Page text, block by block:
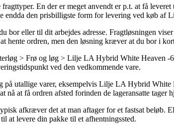
En der er meget anvendt er p.t. at få
endda den prisbilligste form for levering ved køb
bor eller til dit arbejdes adresse. Fragtløsningen
ordren, men den løsning kræver at du bor i
> Frø og løg > Lilje LA Hybrid White Heaven
ved den vedkommende vare.
på utallige varer, eksempelvis Lilje LA Hybrid
at få ordren afsted forinden de lageransatte tager
afkræver det at man aftager for et fastsat
at levere din pakke til et afhentningssted.